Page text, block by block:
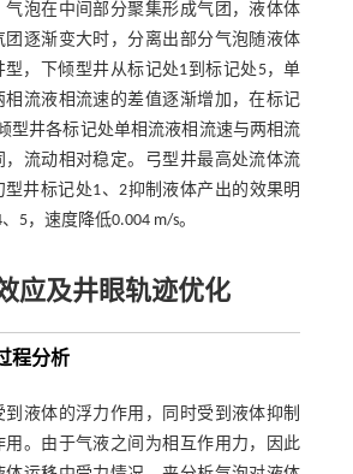
气泡在中间部分聚集形成气团，液体体
团逐渐变大时，分离出部分气泡随液体
，下倾型井从标记处1到标记处5，单
相流液相流速的差值逐渐增加，在标记
型井各标记处单相流液相流速与两相流
，流动相对稳定。弓型井最高处流体流
井标记处1、2抑制液体产出的效果明
5，速度降低0.004 m/s。
应及井眼轨迹优化
程分析
液体的浮力作用，同时受到液体抑制
用。由于气液之间为相互作用力，因此